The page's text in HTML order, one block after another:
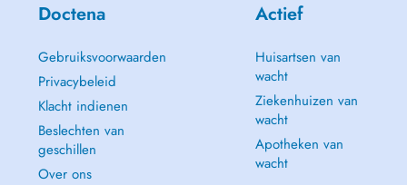
Doctena
Gebruiksvoorwaarden
Privacybeleid
Klacht indienen
Beslechten van
geschillen
Over ons
Actief
Huisartsen van
wacht
Ziekenhuizen van
wacht
Apotheken van
wacht